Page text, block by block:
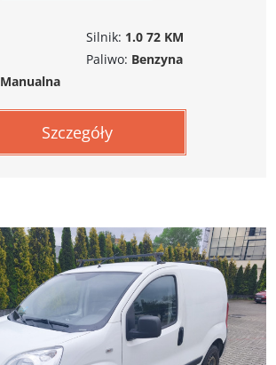
Silnik: 1.0 72 KM
Paliwo: Benzyna
Manualna
Szczegóły